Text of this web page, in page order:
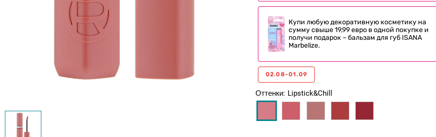
Оттенки Lipstick&Chill
Купи любую декоративную косметику на
сумму свыше 19,99 евро в одной покупке и
получи подарок – бальзам для губ ISANA
Marbelize.
02.08-01.09